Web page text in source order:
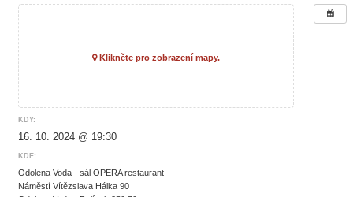
Klikněte pro zobrazení mapy.
KDY:
16. 10. 2024 @ 19:30
KDE:
Odolena Voda - sál OPERA restaurant
Náměstí Vítězslava Hálka 90